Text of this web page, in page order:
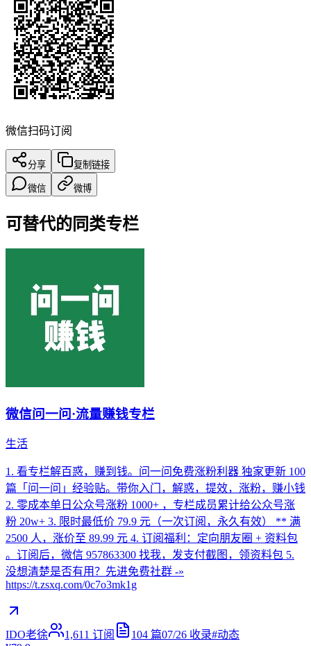
微信扫码订阅
分享 复制链接
微信 微博
可替代的同类专栏
微信问一问·流量赚钱专栏
生活
1. 看专栏解百惑，赚到钱。问一问免费涨粉利器 独家更新 100
篇「问一问」经验贴。带你入门，解惑，提效，涨粉，赚小钱
2. 零成本单日公众号涨粉 1000+ ，专栏成员累计给公众号涨
粉 20w+ 3. 限时最低价 79.9 元（一次订阅，永久有效） ** 满
2500 人，涨价至 89.99 元 4. 订阅福利：定向朋友圈 + 资料包
。订阅后，微信 957863300 找我，发支付截图，领资料包 5.
没想清楚是否有用？先进免费社群 -»
https://t.zsxq.com/0c7o3mk1g
IDO老徐 1,611 订阅 104 篇07/26 收录#动态